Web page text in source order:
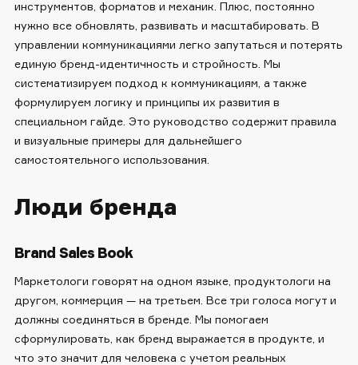
инструментов, форматов и механик. Плюс, постоянно
нужно все обновлять, развивать и масштабировать. В
управлении коммуникациями легко запутаться и потерять
единую бренд-идентичность и стройность. Мы
систематизируем подход к коммуникациям, а также
формулируем логику и принципы их развития в
специальном гайде. Это руководство содержит правила
и визуальные примеры для дальнейшего
самостоятельного использования.
Люди бренда
Brand Sales Book
Маркетологи говорят на одном языке, продуктологи на
другом, коммерция — на третьем. Все три голоса могут и
должны соединяться в бренде. Мы помогаем
сформулировать, как бренд выражается в продукте, и
что это значит для человека с учетом реальных